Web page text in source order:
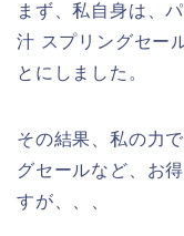
まず、私自身は、
汁 スプリングセー
とにしました。
その結果、私の力
グセールなど、お
すが、、、